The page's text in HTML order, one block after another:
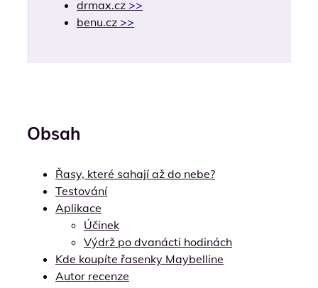
drmax.cz >>
benu.cz >>
Obsah
Řasy, které sahají až do nebe?
Testování
Aplikace
Účinek
Výdrž po dvanácti hodinách
Kde koupíte řasenky Maybelline
Autor recenze